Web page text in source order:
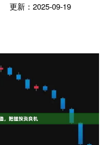
更新：2025-09-19